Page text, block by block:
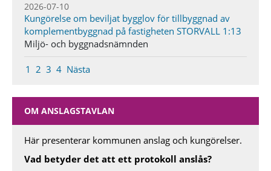
2026-07-10
Kungörelse om beviljat bygglov för tillbyggnad av
komplementbyggnad på fastigheten STORVALL 1:13
Miljö- och byggnadsnämnden
1 2 3 4 Nästa
OM ANSLAGSTAVLAN
Här presenterar kommunen anslag och kungörelser.
Vad betyder det att ett protokoll anslås?